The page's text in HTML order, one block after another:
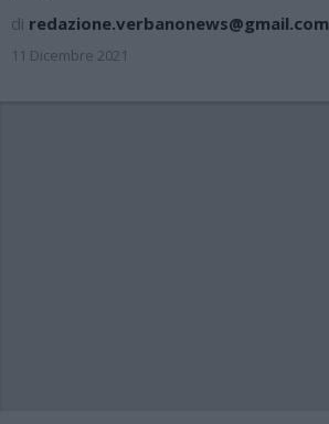
di redazione.verbanonews@gmail.com
11 Dicembre 2021